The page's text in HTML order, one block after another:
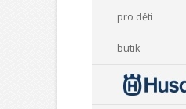
pro děti
butik